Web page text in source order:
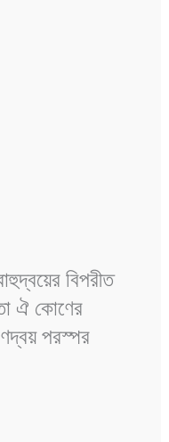
বিপরীত
ঐ কোণের
পরস্পর